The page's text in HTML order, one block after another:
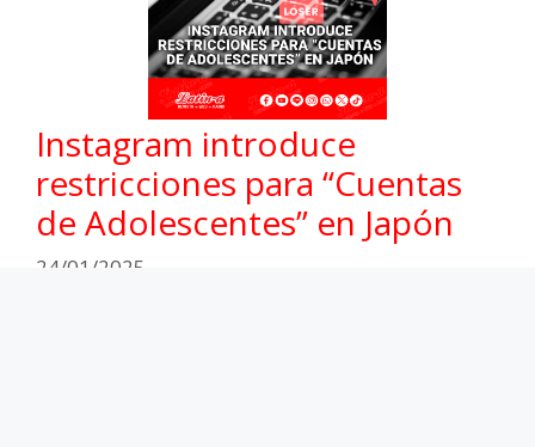
Instagram introduce
restricciones para “Cuentas
de Adolescentes” en Japón
24/01/2025